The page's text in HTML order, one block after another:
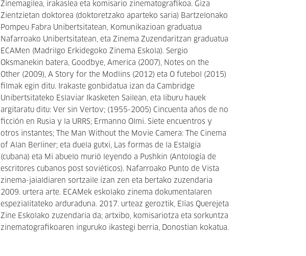
Zinemagilea, irakaslea eta komisario zinematografikoa. Giza
Zientzietan doktorea (doktoretzako aparteko saria) Bartzelonako
Pompeu Fabra Unibertsitatean, Komunikazioan graduatua
Nafarroako Unibertsitatean, eta Zinema Zuzendaritzan graduatua
ECAMen (Madrilgo Erkidegoko Zinema Eskola). Sergio
Oksmanekin batera, Goodbye, America (2007), Notes on the
Other (2009), A Story for the Modlins (2012) eta O futebol (2015)
filmak egin ditu. Irakaste gonbidatua izan da Cambridge
Unibertsitateko Eslaviar Ikasketen Sailean, eta liburu hauek
argitaratu ditu: Ver sin Vertov; (1955-2005) Cincuenta años de no
ficción en Rusia y la URRS; Ermanno Olmi. Siete encuentros y
otros instantes; The Man Without the Movie Camera: The Cinema
of Alan Berliner; eta duela gutxi, Las formas de la Estalgia
(cubana) eta Mi abuelo murió leyendo a Pushkin (Antología de
escritores cubanos post soviéticos). Nafarroako Punto de Vista
zinema-jaialdiaren sortzaile izan zen eta bertako zuzendaria
2009. urtera arte. ECAMek eskolako zinema dokumentalaren
espezialitateko arduraduna. 2017. urteaz geroztik, Elías Querejeta
Zine Eskolako zuzendaria da; artxibo, komisariotza eta sorkuntza
zinematografikoaren inguruko ikastegi berria, Donostian kokatua.